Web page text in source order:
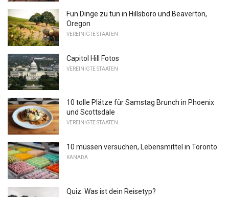
Fun Dinge zu tun in Hillsboro und Beaverton,
Oregon
VEREINIGTE STAATEN
Capitol Hill Fotos
VEREINIGTE STAATEN
10 tolle Plätze für Samstag Brunch in Phoenix
und Scottsdale
VEREINIGTE STAATEN
10 müssen versuchen, Lebensmittel in Toronto
KANADA
Quiz: Was ist dein Reisetyp?